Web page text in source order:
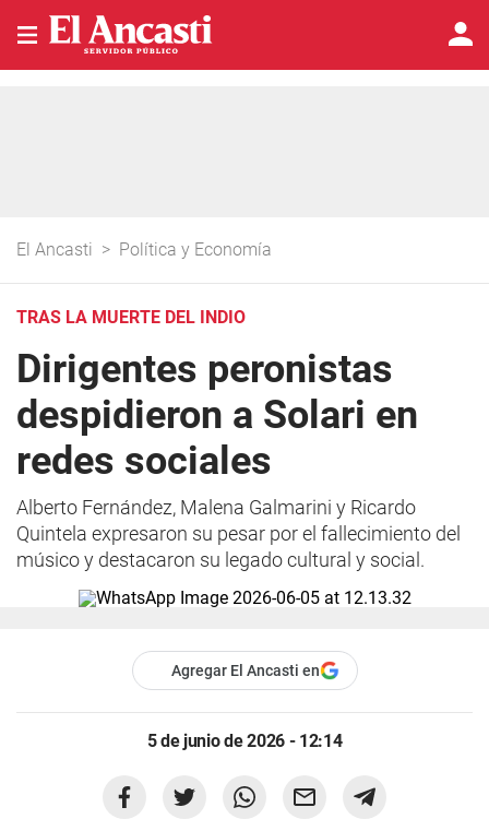
El Ancasti > Política y Economía
TRAS LA MUERTE DEL INDIO
Dirigentes peronistas
despidieron a Solari en
redes sociales
Alberto Fernández, Malena Galmarini y Ricardo
Quintela expresaron su pesar por el fallecimiento del
músico y destacaron su legado cultural y social.
Agregar El Ancasti en
5 de junio de 2026 - 12:14